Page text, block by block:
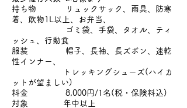
持ち物 リュックサック、雨具、防寒
着、飲物1L以上、お弁当、
ゴミ袋、手袋、タオル、ティ
ッシュ、行動食
服装 帽子、長袖、長ズボン、速乾
性インナー、
トレッキングシューズ(ハイカ
ットが望ましい)
料金 8,000円/1名(税・保険料込)
対象 年中以上